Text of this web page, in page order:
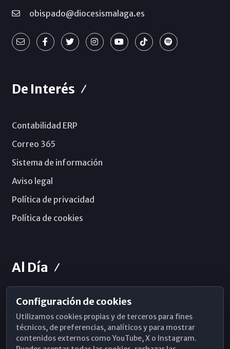
obispado@diocesismalaga.es
De Interés
Contabilidad ERP
Correo 365
Sistema de información
Aviso legal
Política de privacidad
Política de cookies
Al Día
Horarios de Misa
Hemeroteca
WhatsApp
Configuración de cookies
Utilizamos cookies propias y de terceros para fines
técnicos, de preferencias, analíticos y para mostrar
contenidos externos como YouTube, X o Instagram.